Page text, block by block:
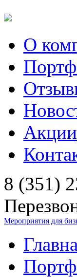
О
Акции
8 (351)
Мероприятия для